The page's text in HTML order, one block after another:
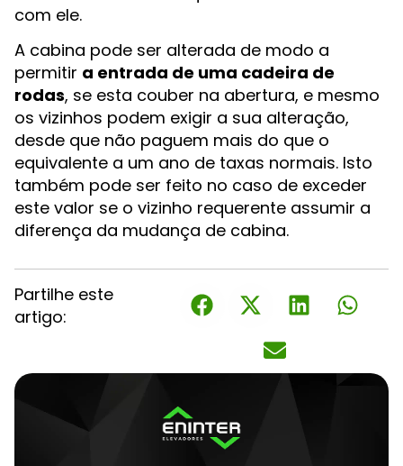
com ele.
A cabina pode ser alterada de modo a
permitir a entrada de uma cadeira de
rodas, se esta couber na abertura, e mesmo
os vizinhos podem exigir a sua alteração,
desde que não paguem mais do que o
equivalente a um ano de taxas normais. Isto
também pode ser feito no caso de exceder
este valor se o vizinho requerente assumir a
diferença da mudança de cabina.
Partilhe este
artigo: